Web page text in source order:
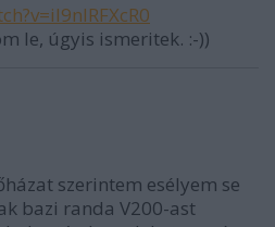
le, úgyis ismeritek. :-))
szerintem esélyem se
bazi randa V200-ast